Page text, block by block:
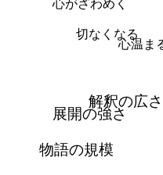
心温ま
切なくなる
心がざわめく
物語の規模
展開の強さ
解釈の広さ